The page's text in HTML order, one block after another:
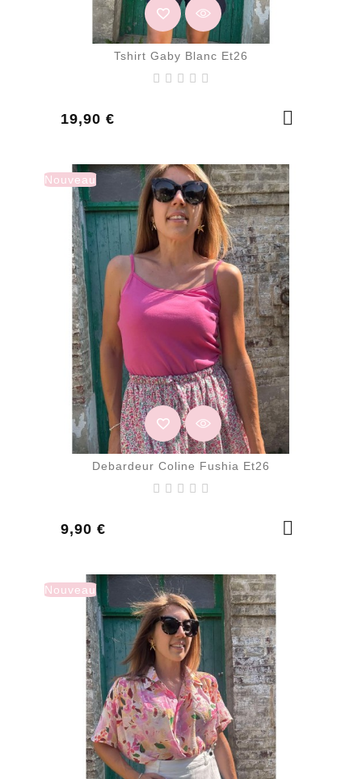
Tshirt Gaby Blanc Et26
19,90 €
Prix
Nouveau
Debardeur Coline Fushia Et26
9,90 €
Prix
Nouveau